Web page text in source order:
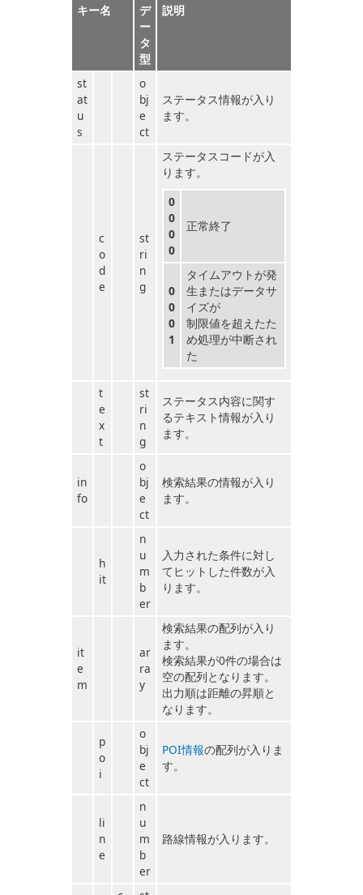
キー名
デ
ー
タ
型
説明
st
at
u
s
o
bj
e
ct
ステータス情報が入り
ます。
c
o
d
e
st
ri
n
g
ステータスコードが入
ります。
0
0
0
0
正常終了
0
0
0
1
タイムアウトが発
生またはデータサ
イズが
制限値を超えたた
め処理が中断され
た
t
e
x
t
st
ri
n
g
ステータス内容に関す
るテキスト情報が入り
ます。
in
fo
o
bj
e
ct
検索結果の情報が入り
ます。
h
it
n
u
m
b
er
入力された条件に対し
てヒットした件数が入
ります。
it
e
m
ar
ra
y
検索結果の配列が入り
ます。
検索結果が0件の場合は
空の配列となります。
出力順は距離の昇順と
なります。
p
o
i
o
bj
e
ct
POI情報の配列が入りま
す。
li
n
e
n
u
m
b
er
路線情報が入ります。